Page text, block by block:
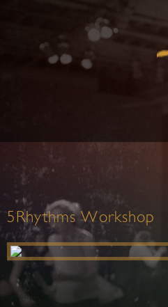
5Rhythms Workshop